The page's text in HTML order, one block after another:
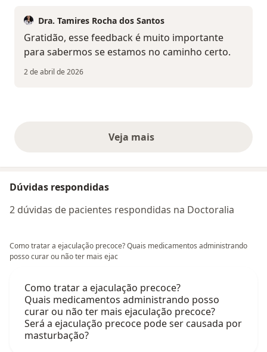
Dra. Tamires Rocha dos Santos
Gratidão, esse feedback é muito importante
para sabermos se estamos no caminho certo.
2 de abril de 2026
Veja maisopiniões acima
Dúvidas respondidas
2 dúvidas de pacientes respondidas na Doctoralia
Como tratar a ejaculação precoce? Quais medicamentos administrando
posso curar ou não ter mais ejac
Como tratar a ejaculação precoce?
Quais medicamentos administrando posso
curar ou não ter mais ejaculação precoce?
Será a ejaculação precoce pode ser causada por
masturbação?